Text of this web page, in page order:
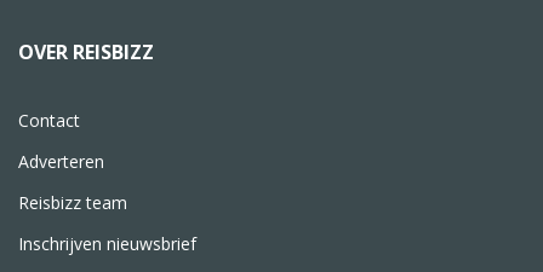
OVER REISBIZZ
Contact
Adverteren
Reisbizz team
Inschrijven nieuwsbrief